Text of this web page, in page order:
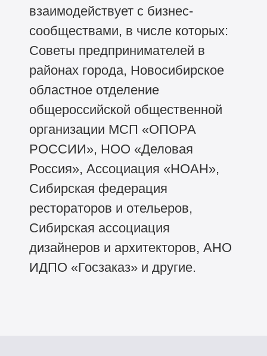
взаимодействует с бизнес-
сообществами, в числе которых:
Советы предпринимателей в
районах города, Новосибирское
областное отделение
общероссийской общественной
организации МСП «ОПОРА
РОССИИ», НОО «Деловая
Россия», Ассоциация «НОАН»,
Сибирская федерация
рестораторов и отельеров,
Сибирская ассоциация
дизайнеров и архитекторов, АНО
ИДПО «Госзаказ» и другие.